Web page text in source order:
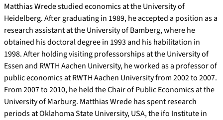
Matthias Wrede studied economics at the University of
Heidelberg. After graduating in 1989, he accepted a position as a
research assistant at the University of Bamberg, where he
obtained his doctoral degree in 1993 and his habilitation in
1998. After holding visiting professorships at the University of
Essen and RWTH Aachen University, he worked as a professor of
public economics at RWTH Aachen University from 2002 to 2007.
From 2007 to 2010, he held the Chair of Public Economics at the
University of Marburg. Matthias Wrede has spent research
periods at Oklahoma State University, USA, the ifo Institute in